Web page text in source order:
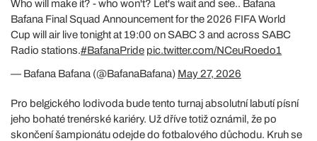
Who will make it? - who won't? Let's wait and see.. Bafana
Bafana Final Squad Announcement for the 2026 FIFA World
Cup will air live tonight at 19:00 on SABC 3 and across SABC
Radio stations.#BafanaPride pic.twitter.com/NCeuRoedo1
— Bafana Bafana (@BafanaBafana) May 27, 2026
Pro belgického lodivoda bude tento turnaj absolutní labutí písní
jeho bohaté trenérské kariéry. Už dříve totiž oznámil, že po
skončení šampionátu odejde do fotbalového důchodu. Kruh se